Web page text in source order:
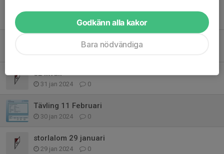
Söker funktionärer
SL ikväll
31 jan 2024 0
Tävling 11 Februari
30 jan 2024 0
storlalom 29 januari
29 jan 2024 0
Godkänn alla kakor
Bara nödvändiga